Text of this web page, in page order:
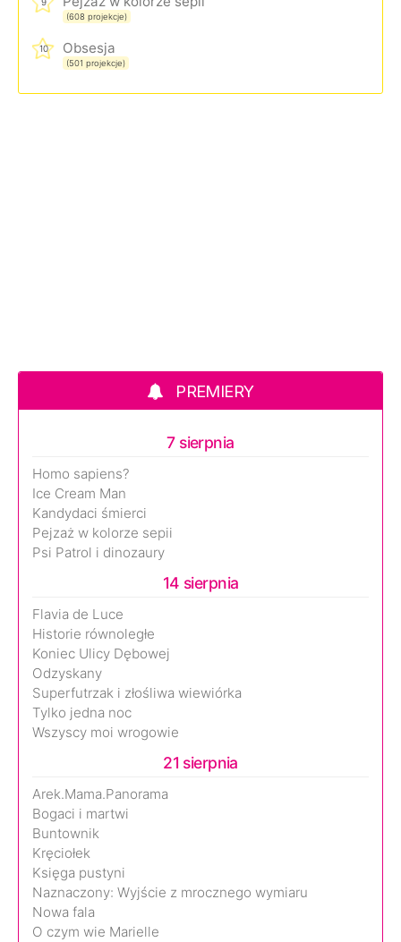
(608 projekcje)
10 Obsesja
(501 projekcje)
PREMIERY
7 sierpnia
Homo sapiens?
Ice Cream Man
Kandydaci śmierci
Pejzaż w kolorze sepii
Psi Patrol i dinozaury
14 sierpnia
Flavia de Luce
Historie równoległe
Koniec Ulicy Dębowej
Odzyskany
Superfutrzak i złośliwa wiewiórka
Tylko jedna noc
Wszyscy moi wrogowie
21 sierpnia
Arek.Mama.Panorama
Bogaci i martwi
Buntownik
Kręciołek
Księga pustyni
Naznaczony: Wyjście z mrocznego wymiaru
Nowa fala
O czym wie Marielle